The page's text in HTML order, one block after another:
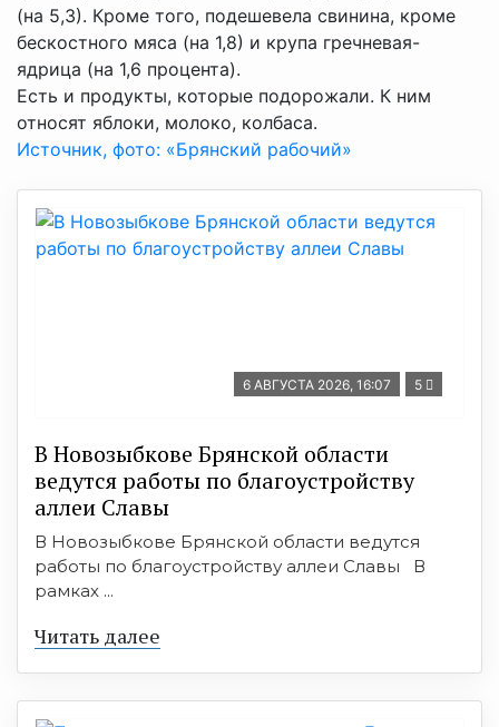
(на 5,3). Кроме того, подешевела свинина, кроме
бескостного мяса (на 1,8) и крупа гречневая-
ядрица (на 1,6 процента).
Есть и продукты, которые подорожали. К ним
относят яблоки, молоко, колбаса.
Источник, фото: «Брянский рабочий»
6 АВГУСТА 2026, 16:07 5
В Новозыбкове Брянской области
ведутся работы по благоустройству
аллеи Славы
В Новозыбкове Брянской области ведутся
работы по благоустройству аллеи Славы В
рамках ...
Читать далее